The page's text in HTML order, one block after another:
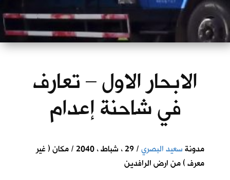
الابحار الاول – تعارف
في شاحنة إعدام
مدونةسعيد البصري
/ 29 ، شباط ، 2040 / مكان ( غير
معرف ) من ارض الرافدين